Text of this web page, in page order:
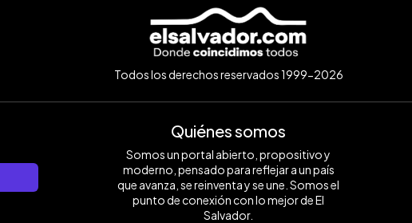
Todos los derechos reservados 1999-2026
Quiénes somos
Somos un portal abierto, propositivo y
moderno, pensado para reflejar a un país
que avanza, se reinventa y se une. Somos el
punto de conexión con lo mejor de El
Salvador.